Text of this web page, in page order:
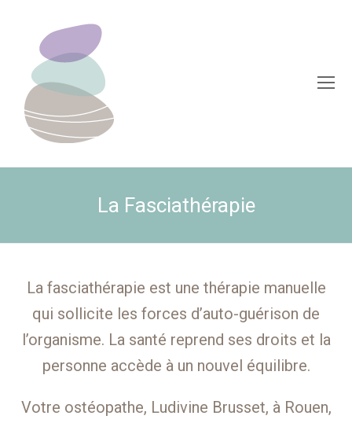
La Fasciathérapie
La fasciathérapie est une thérapie manuelle
qui sollicite les forces d’auto-guérison de
l’organisme. La santé reprend ses droits et la
personne accède à un nouvel équilibre.
Votre ostéopathe, Ludivine Brusset, à Rouen,